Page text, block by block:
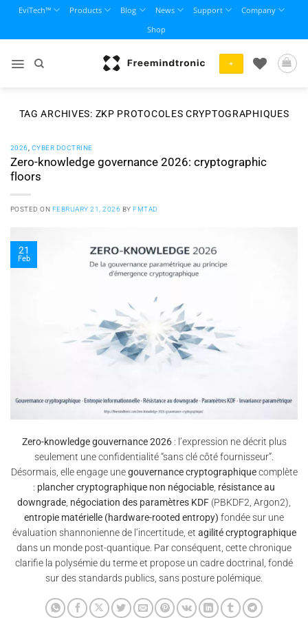
content
EviTech™ Products Blog News Support
Company
Shop
+
TAG ARCHIVES: ZKP PROTOCOLES CRYPTOGRAPHIQUES
2026 CYBER DOCTRINE
Zero-knowledge governance 2026: cryptographic
floors
POSTED ON FEBRUARY 21, 2026 BYFMTAD
21
Feb
Zero-knowledge gouvernance 2026: l’expression ne décrit plus
seulement une confidentialité “sans clé côté fournisseur”.
Désormais, elle engage unegouvernance cryptographiquecomplète
: plancher cryptographique non négociable résistance au
downgrade négociation des paramètres KDF (PBKDF2, Argon2),
entropie matérielle (hardware-rooted entropy) fondée sur une
évaluation shannonienne de l’incertitude, et agilité cryptographique
dans un monde post-quantique. Par conséquent, cette chronique
clarifie la polysémie du terme et propose un cadre doctrinal, fondé
sur des standards publics, sans posture polémique.